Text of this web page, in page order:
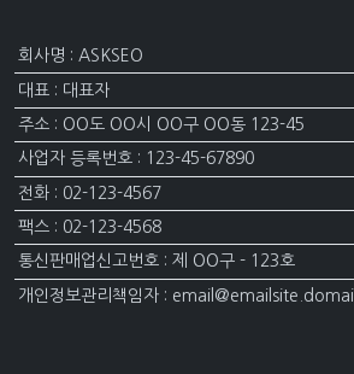
회사명 : ASKSEO
대표 : 대표자
주소 : OO도 OO시 OO구 OO동 123-45
사업자 등록번호 : 123-45-67890
전화 : 02-123-4567
팩스 : 02-123-4568
통신판매업신고번호 : 제 OO구 - 123호
개인정보관리책임자 :